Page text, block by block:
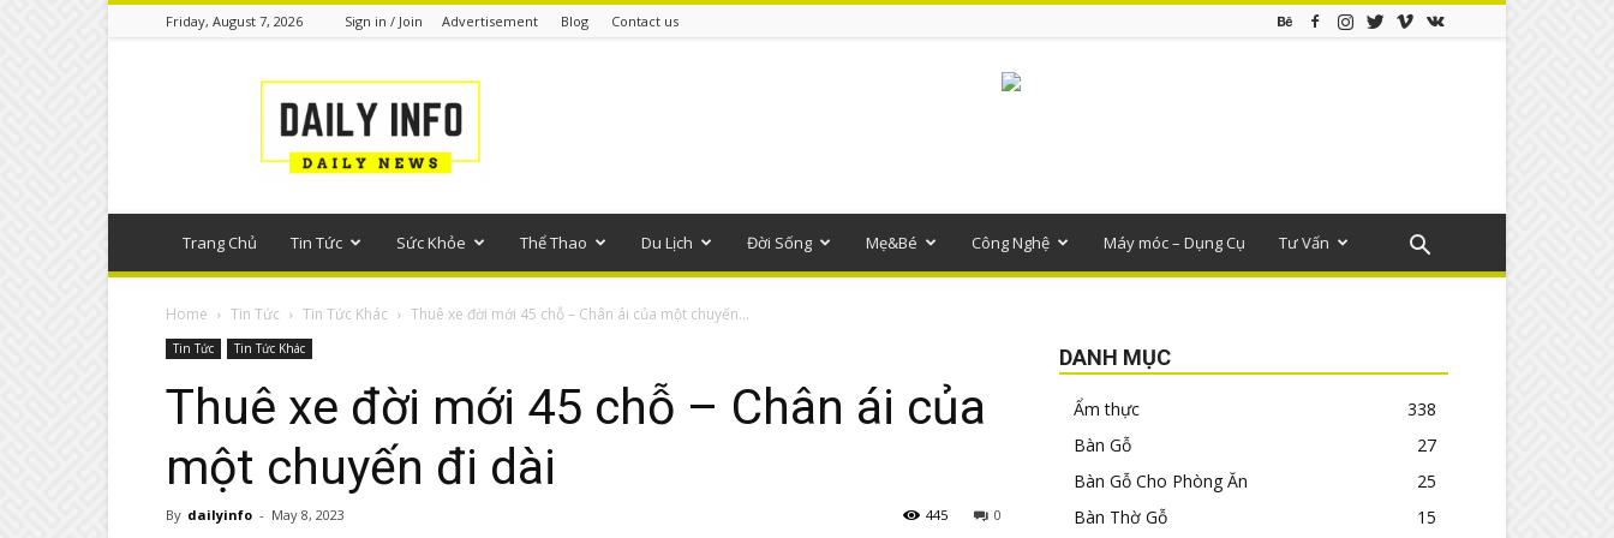
Friday, August 7, 2026 Sign in / Join Advertisement Blog Contact us
thông
Trang Chủ Tin Tức Sức Khỏe Thể Thao Du Lịch Đời Sống Mẹ&Bé Công Nghệ Máy móc – Dụng Cụ Tư Vấn
Home Tin Tức Tin Tức Khác Thuê xe đời mới 45 chỗ – Chân ái của một chuyến...
Tin Tức Tin Tức Khác
Thuê xe đời mới 45 chỗ – Chân ái của
một chuyến đi dài
By dailyinfo - May 8, 2023 0
445
DANH MỤC
Ẩm thực
338
Bàn Gỗ
27
Bàn Gỗ Cho Phòng Ăn
25
Bàn Thờ Gỗ
15